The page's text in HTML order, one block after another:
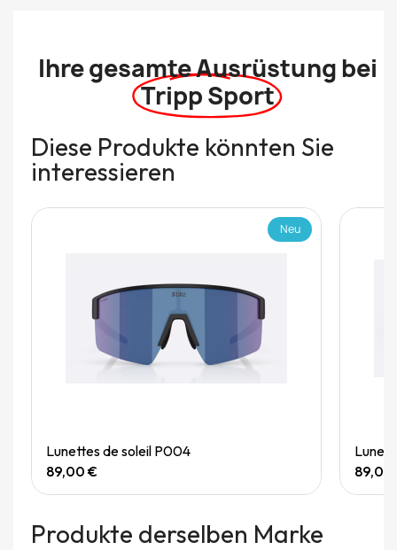
Ihre gesamte Ausrüstung bei
Tripp Sport
Diese Produkte könnten Sie
interessieren
Quick View
Neu
Lunettes de soleil P004
89,00 €
89,00
Produkte derselben Marke